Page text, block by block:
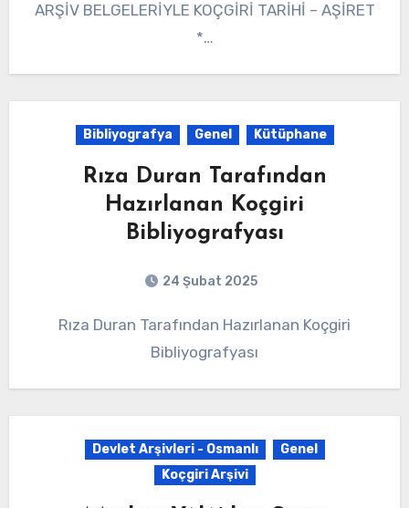
ARŞİV BELGELERİYLE KOÇGİRİ TARİHİ – AŞİRET
*…
Bibliyografya Genel Kütüphane
Rıza Duran Tarafından
Hazırlanan Koçgiri
Bibliyografyası
24 Şubat 2025
Rıza Duran Tarafından Hazırlanan Koçgiri
Bibliyografyası
Devlet Arşivleri - Osmanlı
Genel
Koçgiri Arşivi